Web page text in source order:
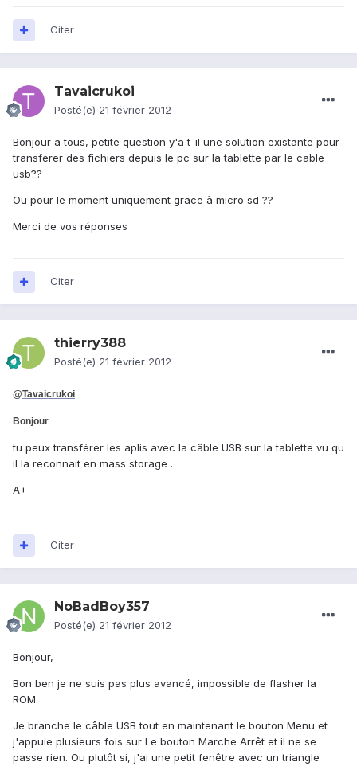
Citer
Tavaicrukoi
Posté(e) 21 février 2012
Bonjour a tous, petite question y'a t-il une solution existante pour
transferer des fichiers depuis le pc sur la tablette par le cable
usb??
Ou pour le moment uniquement grace à micro sd ??
Merci de vos réponses
Citer
thierry388
Posté(e) 21 février 2012
@Tavaicrukoi
Bonjour
tu peux transférer les aplis avec la câble USB sur la tablette vu qu
il la reconnait en mass storage .
A+
Citer
NoBadBoy357
Posté(e) 21 février 2012
Bonjour,
Bon ben je ne suis pas plus avancé, impossible de flasher la
ROM.
Je branche le câble USB tout en maintenant le bouton Menu et
j'appuie plusieurs fois sur Le bouton Marche Arrêt et il ne se
passe rien. Ou plutôt si, j'ai une petit fenêtre avec un triangle